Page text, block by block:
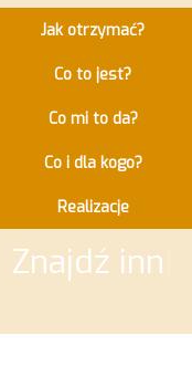
Jak otrzymać?
Co to jest?
Co mi to da?
Co i dla kogo?
Realizacje